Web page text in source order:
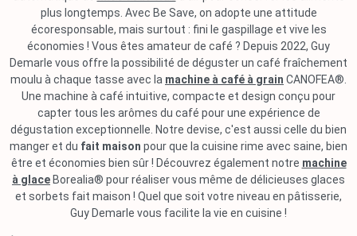
plus longtemps. Avec Be Save, on adopte une attitude
écoresponsable, mais surtout : fini le gaspillage et vive les
économies ! Vous êtes amateur de café ? Depuis 2022, Guy
Demarle vous offre la possibilité de déguster un café fraîchement
moulu à chaque tasse avec la machine à café à grain CANOFEA®.
Une machine à café intuitive, compacte et design conçu pour
capter tous les arômes du café pour une expérience de
dégustation exceptionnelle. Notre devise, c'est aussi celle du bien
manger et du fait maison pour que la cuisine rime avec saine, bien
être et économies bien sûr ! Découvrez également notre machine
à glace Borealia® pour réaliser vous même de délicieuses glaces
et sorbets fait maison ! Quel que soit votre niveau en pâtisserie,
Guy Demarle vous facilite la vie en cuisine !